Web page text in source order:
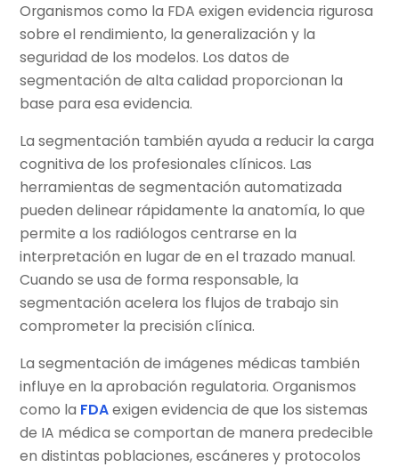
Organismos como la FDA exigen evidencia rigurosa
sobre el rendimiento, la generalización y la
seguridad de los modelos. Los datos de
segmentación de alta calidad proporcionan la
base para esa evidencia.
La segmentación también ayuda a reducir la carga
cognitiva de los profesionales clínicos. Las
herramientas de segmentación automatizada
pueden delinear rápidamente la anatomía, lo que
permite a los radiólogos centrarse en la
interpretación en lugar de en el trazado manual.
Cuando se usa de forma responsable, la
segmentación acelera los flujos de trabajo sin
comprometer la precisión clínica.
La segmentación de imágenes médicas también
influye en la aprobación regulatoria. Organismos
como la FDAexigen evidencia de que los sistemas
de IA médica se comportan de manera predecible
en distintas poblaciones, escáneres y protocolos